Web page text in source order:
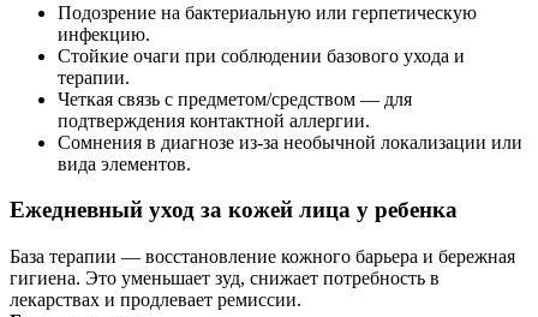
Подозрение на бактериальную или герпетическую
инфекцию.
Стойкие очаги при соблюдении базового ухода и
терапии.
Четкая связь с предметом/средством — для
подтверждения контактной аллергии.
Сомнения в диагнозе из‑за необычной локализации или
вида элементов.
Ежедневный уход за кожей лица у ребенка
База терапии — восстановление кожного барьера и бережная
гигиена. Это уменьшает зуд, снижает потребность в
лекарствах и продлевает ремиссии.